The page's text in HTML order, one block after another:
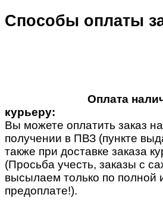
Способы оплаты
Оплата
курьеру:
Вы можете оплатить заказ
получении в ПВЗ (пункте
также при доставке заказа
(Просьба учесть, заказы с
высылаем только по полной
предоплате!).